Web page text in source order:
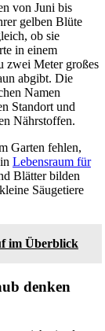
von Juni bis
gelben Blüte
ob sie
in einem
zwei Meter großes
abgibt. Die
Namen
Standort und
Nährstoffen.
Garten fehlen,
Lebensraum für
Blätter bilden
Säugetiere
im Überblick
denken